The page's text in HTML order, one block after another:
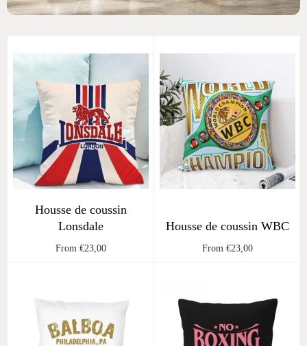
Housse de coussin
Lonsdale
From €23,00
Housse de coussin WBC
From €23,00